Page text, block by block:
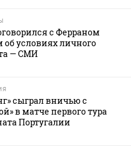
с Ферраном
об условиях личного
— СМИ
сыграл вничью с
в матче первого тура
Португалии